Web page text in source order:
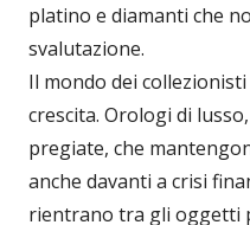
platino e diamanti che
svalutazione.
Il mondo dei
crescita. Orologi di
pregiate, che
anche davanti a crisi
rientrano tra gli oggetti